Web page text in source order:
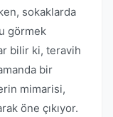
sokaklarda
görmek
bilir ki, teravih
bir
mimarisi,
öne çıkıyor.